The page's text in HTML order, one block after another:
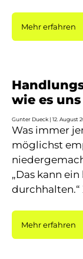
Mehr erfahren
wie es
Gunter Dueck 12. August
Was immer
möglichst
„Das kann
Mehr erfahren